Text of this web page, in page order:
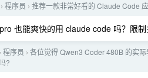
› 程序员 › 推荐一款非常好看的 Claude Code
也能爽快的用 claude code 吗？限
› 程序员 › 各位觉得 Qwen3 Coder 480B 的实
?